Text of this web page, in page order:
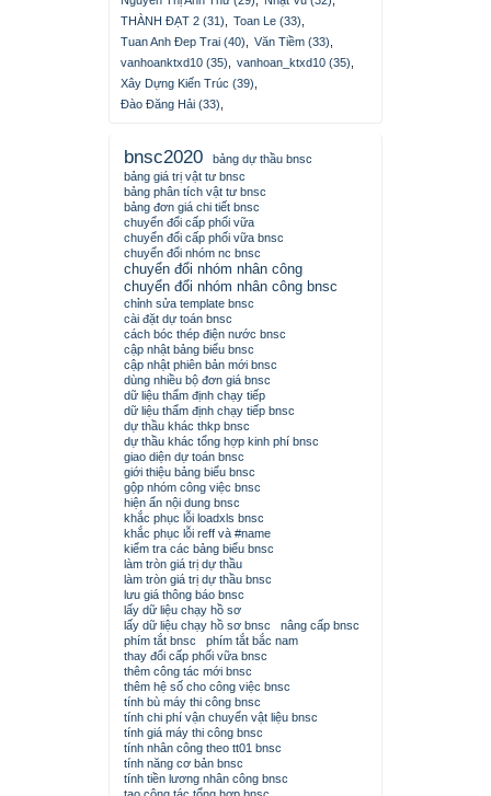
THÀNH ĐẠT 2 (31)
Toan Le (33)
Tuan Anh Đep Trai (40)
Văn Tiềm (33)
vanhoanktxd10 (35)
vanhoan_ktxd10 (35)
Xây Dựng Kiến Trúc (39)
Đào Đăng Hải (33)
bnsc2020
bảng dự thầu bnsc
bảng giá trị vật tư bnsc
bảng phân tích vật tư bnsc
bảng đơn giá chi tiết bnsc
chuyển đổi cấp phối vữa
chuyển đổi cấp phối vữa bnsc
chuyển đổi nhóm nc bnsc
chuyển đổi nhóm nhân công
chuyển đổi nhóm nhân công bnsc
chỉnh sửa template bnsc
cài đặt dự toán bnsc
cách bóc thép điện nước bnsc
cập nhật bảng biểu bnsc
cập nhật phiên bản mới bnsc
dùng nhiều bộ đơn giá bnsc
dữ liệu thẩm định chạy tiếp
dữ liệu thẩm định chạy tiếp bnsc
dự thầu khác thkp bnsc
dự thầu khác tổng hợp kinh phí bnsc
giao diện dự toán bnsc
giới thiệu bảng biểu bnsc
gộp nhóm công việc bnsc
hiện ẩn nội dung bnsc
khắc phục lỗi loadxls bnsc
khắc phục lỗi reff và #name
kiểm tra các bảng biểu bnsc
làm tròn giá trị dự thầu
làm tròn giá trị dự thầu bnsc
lưu giá thông báo bnsc
lấy dữ liệu chạy hồ sơ
lấy dữ liệu chạy hồ sơ bnsc
nâng cấp bnsc
phím tắt bnsc
phím tắt bắc nam
thay đổi cấp phối vữa bnsc
thêm công tác mới bnsc
thêm hệ số cho công việc bnsc
tính bù máy thi công bnsc
tính chi phí vận chuyển vật liệu bnsc
tính giá máy thi công bnsc
tính nhân công theo tt01 bnsc
tính năng cơ bản bnsc
tính tiền lương nhân công bnsc